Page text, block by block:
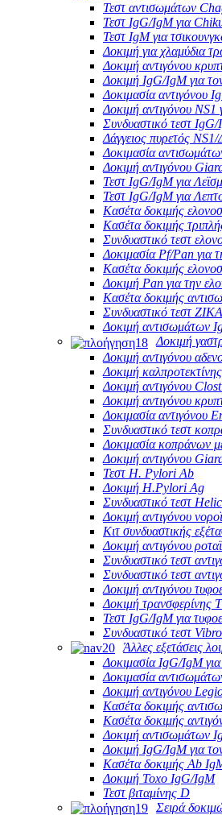
Τεστ αντισωμάτων
Τεστ IgG/IgM για
Τεστ IgM για
Δοκιμή για χλαμύδια
Δοκιμή αντιγόνου
Δοκιμή IgG/IgM για
Δοκιμασία αντιγόνου
Δοκιμή αντιγόνου NS1
Συνδυαστικό τεστ
Δάγγειος πυρετός
Δοκιμασία
Δοκιμή αντιγόνου
Τεστ IgG/IgM για
Τεστ IgG/IgM για
Κασέτα δοκιμής
Κασέτα δοκιμής
Συνδυαστικό τεστ
Δοκιμασία Pf/Pan για
Κασέτα δοκιμής
Δοκιμή Pan για την
Κασέτα δοκιμής
Συνδυαστικό τεστ
Δοκιμή αντισωμάτων
Δοκιμή
Δοκιμή αντιγόνου
Δοκιμή
Δοκιμή αντιγόνου
Δοκιμή αντιγόνου
Δοκιμασία αντιγόνου
Συνδυαστικό τεστ
Δοκιμασία κοπράνων
Δοκιμή αντιγόνου
Τεστ H. Pylori Ab
Δοκιμή H.Pylori Ag
Συνδυαστικό τεστ
Δοκιμή αντιγόνου
Κιτ συνδυαστικής
Δοκιμή αντιγόνου
Συνδυαστικό τεστ
Συνδυαστικό τεστ
Δοκιμή αντιγόνου
Δοκιμή τρανσφερίνης
Τεστ IgG/IgM για
Συνδυαστικό τεστ
Άλλες εξετάσεις
Δοκιμασία IgG/IgM
Δοκιμασία
Δοκιμή αντιγόνου
Κασέτα δοκιμής
Κασέτα δοκιμής
Δοκιμή αντισωμάτων
Δοκιμή IgG/IgM για
Κασέτα δοκιμής Ab
Δοκιμή Toxo IgG/IgM
Τεστ βιταμίνης D
Σειρά